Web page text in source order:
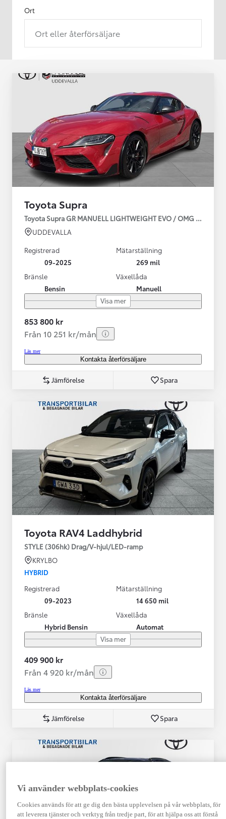
Ort
Ort eller återförsäljare
Toyota Supra
Toyota Supra GR MANUELL LIGHTWEIGHT EVO / OMG LEV!
UDDEVALLA
Registrerad
09-2025
Mätarställning
269 mil
Bränsle
Bensin
Växellåda
Manuell
Visa mer
853 800 kr
Från 10 251 kr/mån
Läs mer
Kontakta återförsäljare
Jämförelse Spara
Toyota RAV4 Laddhybrid
STYLE (306hk) Drag/V-hjul/LED-ramp
KRYLBO
HYBRID
Registrerad
09-2023
Mätarställning
14 650 mil
Bränsle
Hybrid Bensin
Växellåda
Automat
Visa mer
409 900 kr
Från 4 920 kr/mån
Läs mer
Kontakta återförsäljare
Jämförelse Spara
Vi använder webbplats-cookies
Cookies används för att ge dig den bästa upplevelsen på vår webbplats, för
att leverera tjänster och verktyg från tredje part, för att hjälpa oss att förstå